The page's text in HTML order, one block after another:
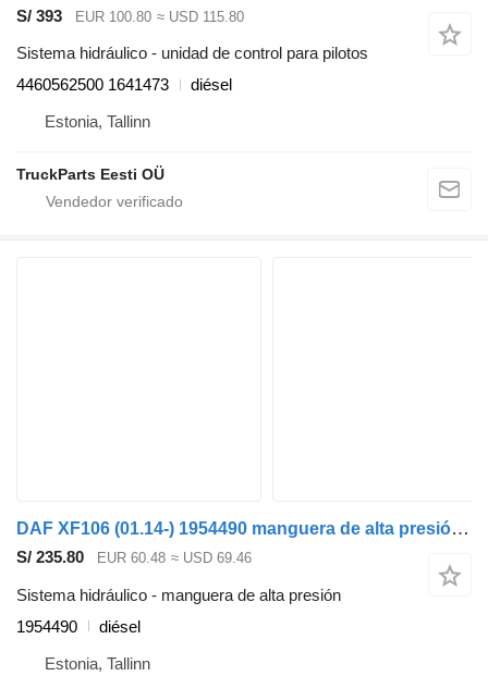
S/ 393 EUR 100.80 ≈ USD 115.80
Sistema hidráulico - unidad de control para pilotos
4460562500 1641473
diésel
Estonia, Tallinn
TruckParts Eesti OÜ
DAF XF106 (01.14-) 1954490 manguera de alta presión para DAF XF106 (2014-) cabeza tractora
S/ 235.80 EUR 60.48 ≈ USD 69.46
Sistema hidráulico - manguera de alta presión
1954490
diésel
Estonia, Tallinn